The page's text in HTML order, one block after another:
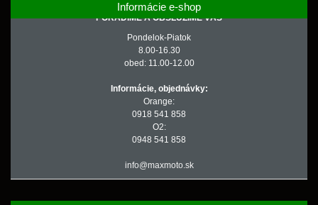
Informácie e-shop
PORADÍME A OBSLÚŽIME VÁS
Pondelok-Piatok
8.00-16.30
obed: 11.00-12.00
Informácie, objednávky:
Orange:
0918 541 858
O2:
0948 541 858
info@maxmoto.sk